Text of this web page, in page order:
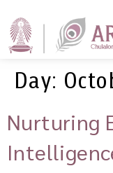
Day:
Nurturing